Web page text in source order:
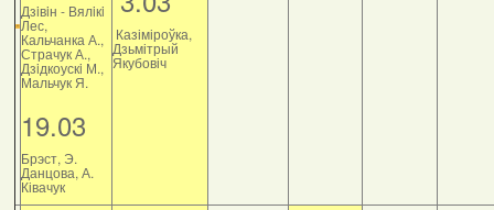
Дзiвiн - Вялiкi
Лес,
Кальчанка А.,
Страчук А.,
Дзiдкоускi М.,
Мальчук Я.
19.03
Брэст, Э.
Данцова, А.
Ківачук
Казіміроўка,
Дзьмітрый
Якубовіч